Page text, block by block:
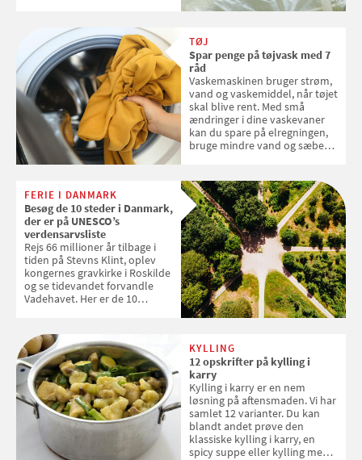
TØJ
Spar penge på tøjvask med 7
råd
Vaskemaskinen bruger strøm,
vand og vaskemiddel, når tøjet
skal blive rent. Med små
ændringer i dine vaskevaner
kan du spare på elregningen,
bruge mindre vand og sæbe
enkle råd til at spare penge på
tøjvasken
FERIE I DANMARK
Besøg de 10 steder i Danmark,
der er på UNESCO’s
verdensarvsliste
Rejs 66 millioner år tilbage i
tiden på Stevns Klint, oplev
kongernes gravkirke i Roskilde
og se tidevandet forvandle
Vadehavet. Her er de 10
KYLLING
12 opskrifter på kylling i
karry
Kylling i karry er en nem
løsning på aftensmaden. Vi har
samlet 12 varianter. Du kan
blandt andet prøve den
klassiske kylling i karry, en
spicy suppe eller kylling med